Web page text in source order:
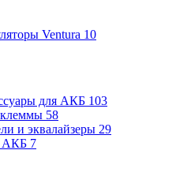
Ventura 10
для АКБ 103
58
и эквалайзеры 29
АКБ 7